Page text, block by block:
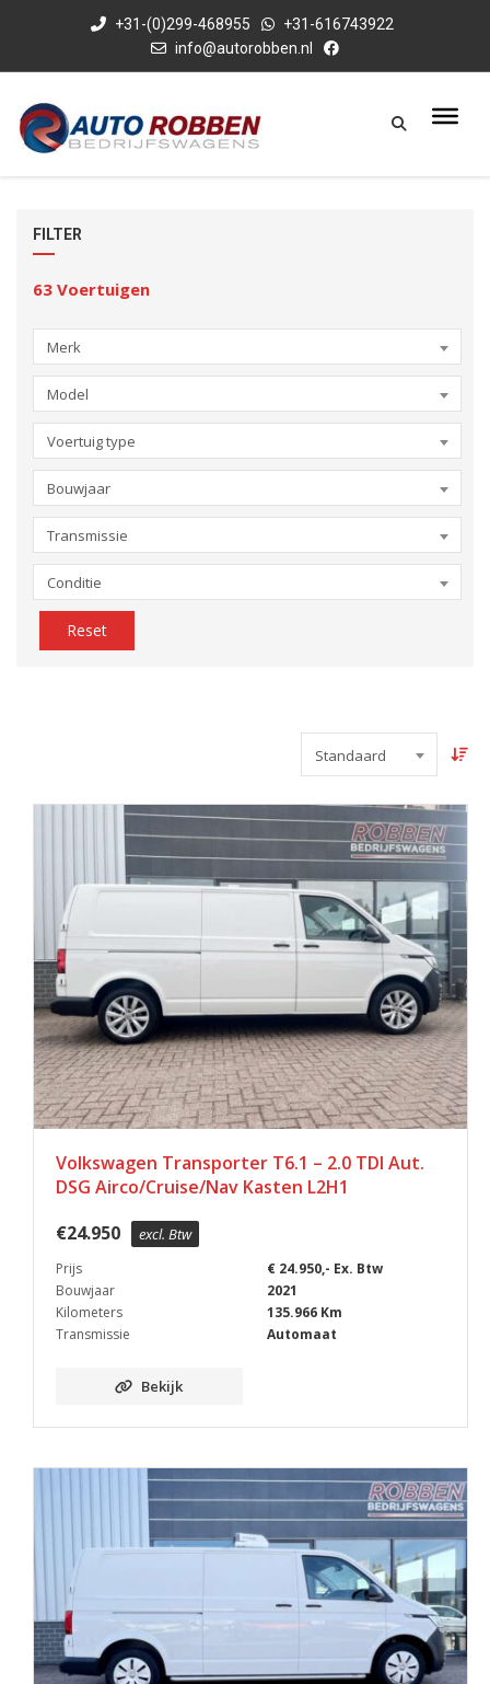
+31-(0)299-468955
+31-616743922
info@autorobben.nl
FILTER
63 Voertuigen
Merk
Model
Voertuig type
Bouwjaar
Transmissie
Conditie
Reset
Standaard
Volkswagen Transporter T6.1 – 2.0 TDI Aut.
DSG Airco/Cruise/Nav Kasten L2H1
€24.950 excl. Btw
Prijs
€ 24.950,- Ex. Btw
Bouwjaar
2021
Kilometers
135.966 Km
Transmissie
Automaat
Bekijk